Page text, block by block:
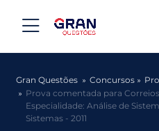
Gran Questões Concursos
Prova comentada para
Especialidade: Análise de
Sistemas - 2011